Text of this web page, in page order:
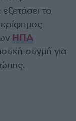
το
ΗΠΑ
στιγμή για